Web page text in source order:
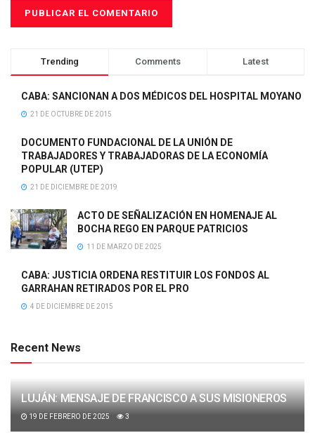
Trending Comments Latest
CABA: SANCIONAN A DOS MÉDICOS DEL HOSPITAL MOYANO
21 DE OCTUBRE DE 2015
DOCUMENTO FUNDACIONAL DE LA UNIÓN DE
TRABAJADORES Y TRABAJADORAS DE LA ECONOMÍA
POPULAR (UTEP)
21 DE DICIEMBRE DE 2019
ACTO DE SEÑALIZACIÓN EN HOMENAJE AL
BOCHA REGO EN PARQUE PATRICIOS
11 DE MARZO DE 2025
CABA: JUSTICIA ORDENA RESTITUIR LOS FONDOS AL
GARRAHAN RETIRADOS POR EL PRO
4 DE DICIEMBRE DE 2015
Recent News
LUJÁN: MENSAJE DE FRANCISCO A SUS MISIONEROS
19 DE FEBRERO DE 2025 3